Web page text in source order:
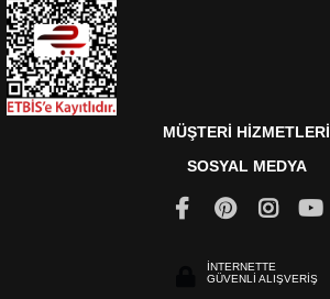
MÜŞTERİ HİZMETLERİ
SOSYAL MEDYA
İNTERNETTE
GÜVENLİ ALIŞVERİŞ